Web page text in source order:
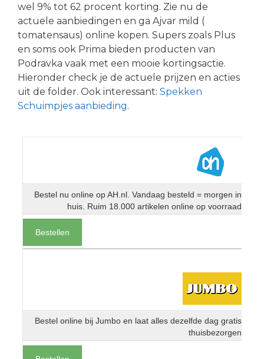
wel 9% tot 62 procent korting. Zie nu de
actuele aanbiedingen en ga Ajvar mild (
tomatensaus) online kopen. Supers zoals Plus
en soms ook Prima bieden producten van
Podravka vaak met een mooie kortingsactie.
Hieronder check je de actuele prijzen en acties
uit de folder. Ook interessant: Spekken
Schuimpjes aanbieding.
Bestel nu online op AH.nl. Vandaag besteld = morgen in
huis. Ruim 18.000 artikelen online op voorraad
Bestellen
Bestel online bij Jumbo en laat alles dezelfde dag gratis
thuisbezorgen